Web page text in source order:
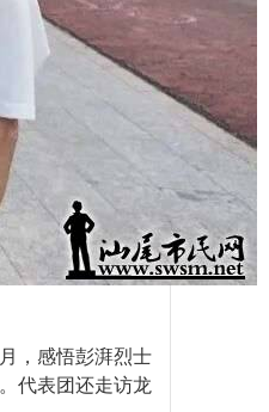
，感悟彭湃烈士
代表团还走访龙